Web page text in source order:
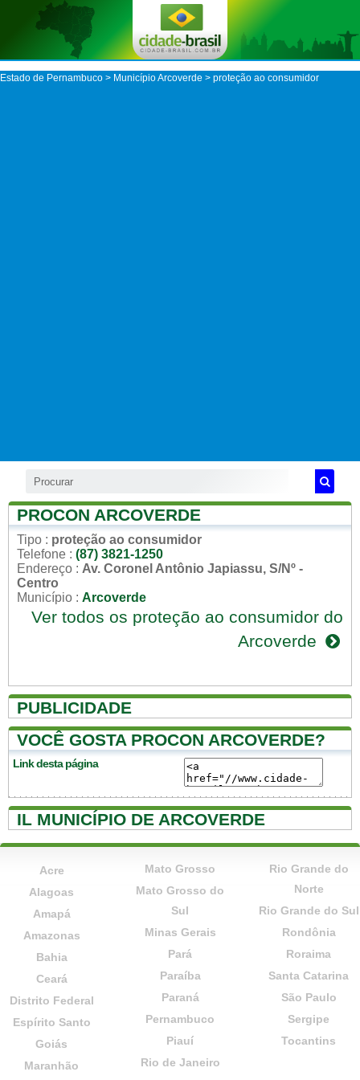
Estado de Pernambuco > Município Arcoverde > proteção ao consumidor
PROCON ARCOVERDE
Tipo : proteção ao consumidor
Telefone : (87) 3821-1250
Endereço : Av. Coronel Antônio Japiassu, S/Nº -
Centro
Município : Arcoverde
Ver todos os proteção ao consumidor do
Arcoverde
PUBLICIDADE
VOCÊ GOSTA PROCON ARCOVERDE?
Link desta página
IL MUNICÍPIO DE ARCOVERDE
Acre
Alagoas
Amapá
Amazonas
Bahia
Ceará
Distrito Federal
Espírito Santo
Goiás
Maranhão
Mato Grosso
Mato Grosso do
Sul
Minas Gerais
Pará
Paraíba
Paraná
Pernambuco
Piauí
Rio de Janeiro
Rio Grande do
Norte
Rio Grande do Sul
Rondônia
Roraima
Santa Catarina
São Paulo
Sergipe
Tocantins